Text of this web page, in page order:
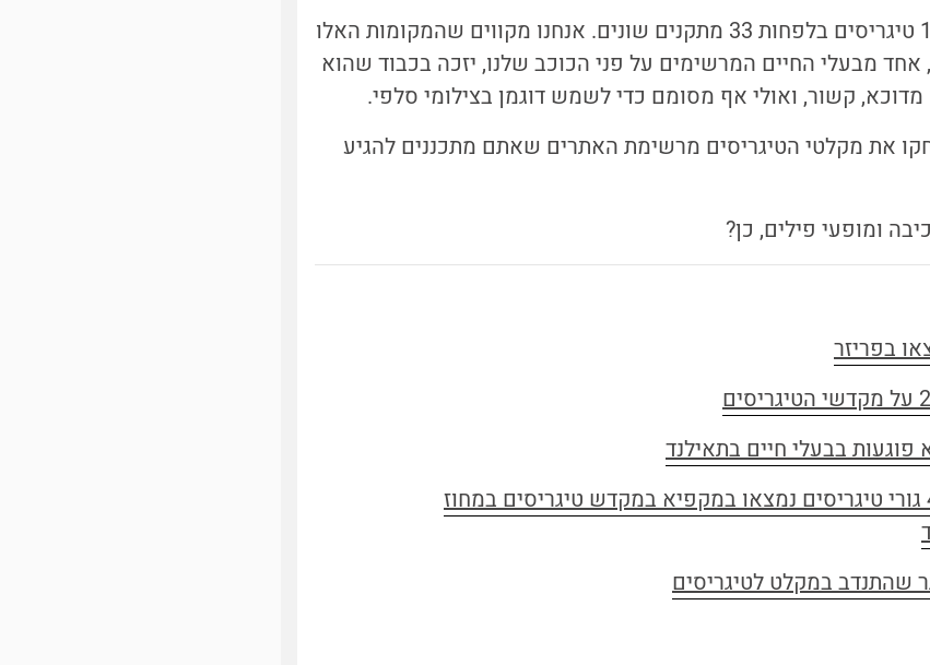
בתאילנד מוחזקים כ- 1300 טיגריסים בלפחות 33 מתקנים שונים. אנחנו מקווים שהמקומות האלו
אחד מבעלי החיים המרשימים על פני הכוכב שלנו, יזכה בכבוד שהוא
מדוכא, קשור, ואולי אף מסומם כדי לשמש דוגמן בצילומי סלפי.
את מקלטי הטיגריסים מרשימת האתרים שאתם מתכננים להגיע
ומופעי פילים, כן?
[4] כתבה בגארדיאן על 40 גורי טיגריסים נמצאו במקפיא במקדש טיגריסים במחוז